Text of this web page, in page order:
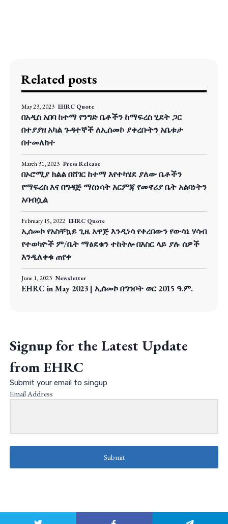
Related posts
May 23, 2023 EHRC Quote
በአዲስ አበባ ከተማ የንግድ ቤቶችን ከማፍረስ ሂደት ጋር
በተያያዘ አካል ጉዳተኞች ለኢሰመኮ ያቀረቡትን አቤቱታ
በተመለከተ
March 31, 2023 Press Release
በኦሮሚያ ክልል በሸገር ከተማ እየተካሄደ ያለው ቤቶችን
የማፍረስ እና በግዳጅ ማስነሳት እርምጃ የመኖሪያ ቤት አልባነትን
አባብሷል
February 15, 2022 EHRC Quote
ኢሰመኮ የአስቸኳይ ጊዜ አዋጅ እንዲነሳ የቀረበውን የውሳኔ ሃሳብ
የተወካዮች ም/ቤት ማፅደቁን ተከትሎ በእስር ላይ ያሉ ሰዎች
እንዲለቀቁ ጠየቀ
June 1, 2023 Newsletter
EHRC in May 2023 | ኢሰመኮ በግንቦት ወር 2015 ዓ.ም.
Signup for the Latest Update
from EHRC
Submit your email to singup
Email Address
Submit